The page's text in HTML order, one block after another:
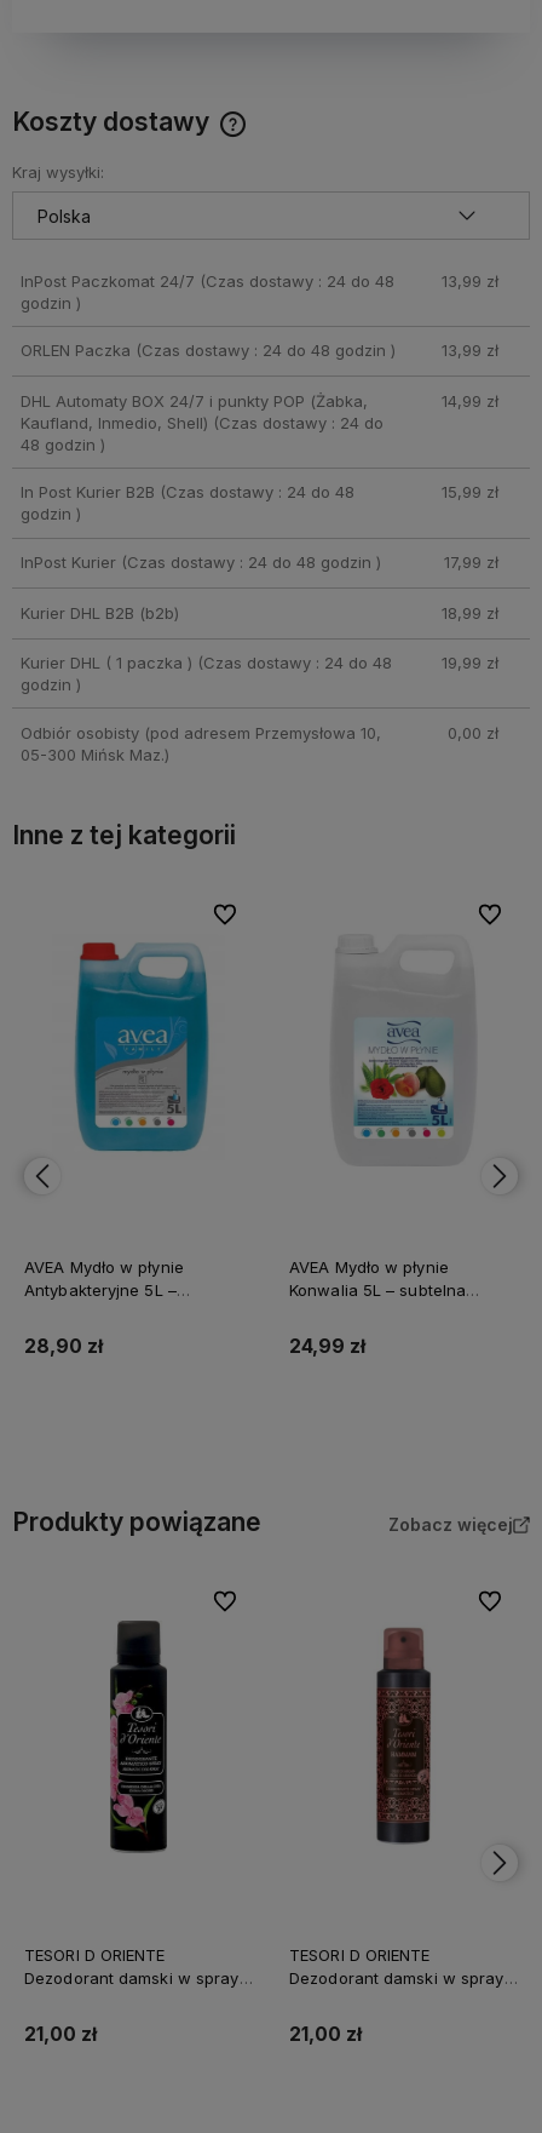
Koszty dostawy
Kraj wysyłki:
InPost Paczkomat 24/7 (Czas dostawy : 24 do 48
godzin )
13,99 zł
ORLEN Paczka (Czas dostawy : 24 do 48 godzin ) 13,99 zł
DHL Automaty BOX 24/7 i punkty POP (Żabka,
Kaufland, Inmedio, Shell) (Czas dostawy : 24 do
48 godzin )
14,99 zł
In Post Kurier B2B (Czas dostawy : 24 do 48
godzin )
15,99 zł
InPost Kurier (Czas dostawy : 24 do 48 godzin ) 17,99 zł
Kurier DHL B2B (b2b) 18,99 zł
Kurier DHL ( 1 paczka ) (Czas dostawy : 24 do 48
godzin )
19,99 zł
Odbiór osobisty (pod adresem Przemysłowa 10,
05-300 Mińsk Maz.)
0,00 zł
Inne z tej kategorii
AVEA Mydło w płynie
Antybakteryjne 5L –
rodziny
28,90 zł
Do ulubionych
Do ulubionych
AVEA Mydło w płynie
Konwalia 5L – subtelna
pielęgnacja
24,99 zł
Do
Do
Produkty powiązane Zobacz więcej
TESORI D ORIENTE
Dezodorant damski w sprayu
21,00 zł
Do ulubionych
TESORI D ORIENTE
Dezodorant damski w sprayu
21,00 zł
Do